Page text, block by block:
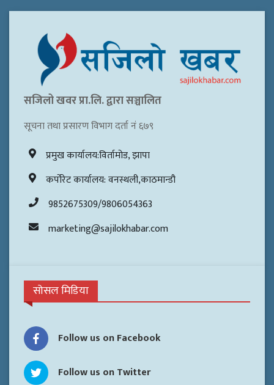
सजिलो खवर प्रा.लि. द्वारा सञ्चालित
सूचना तथा प्रसारण विभाग दर्ता नं ६७९
प्रमुख कार्यालय:विर्तामोड, झापा
कर्पोरेट कार्यालय: वनस्थली,काठमान्डौ
9852675309/9806054363
marketing@sajilokhabar.com
सोसल मिडिया
Follow us on Facebook
Follow us on Twitter